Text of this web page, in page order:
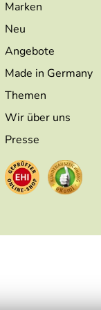
Marken
Neu
Angebote
Made in Germany
Themen
Wir über uns
Presse